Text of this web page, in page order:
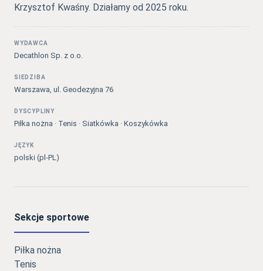
Krzysztof Kwaśny. Działamy od 2025 roku.
WYDAWCA
Decathlon Sp. z o.o.
SIEDZIBA
Warszawa, ul. Geodezyjna 76
DYSCYPLINY
Piłka nożna · Tenis · Siatkówka · Koszykówka
JĘZYK
polski (pl-PL)
Sekcje sportowe
Piłka nożna
Tenis